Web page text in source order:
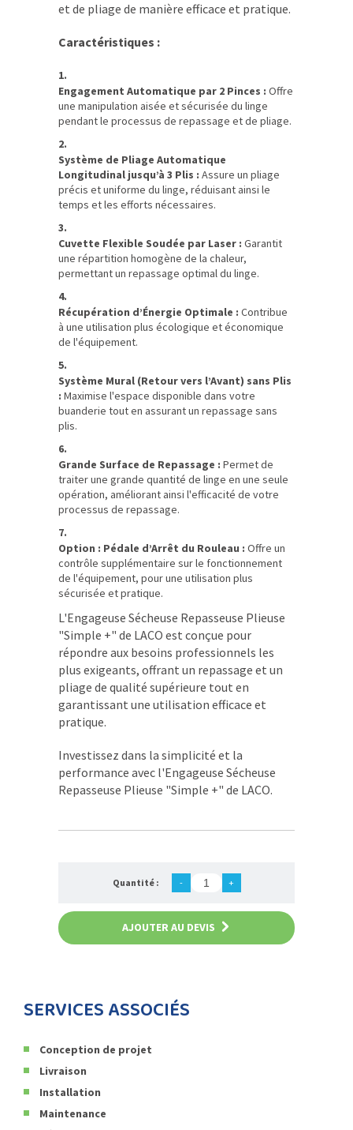
et de pliage de manière efficace et pratique.
Caractéristiques :
Engagement Automatique par 2 Pinces : Offre
une manipulation aisée et sécurisée du linge
pendant le processus de repassage et de pliage.
Système de Pliage Automatique
Longitudinal jusqu’à 3 Plis : Assure un pliage
précis et uniforme du linge, réduisant ainsi le
temps et les efforts nécessaires.
Cuvette Flexible Soudée par Laser : Garantit
une répartition homogène de la chaleur,
permettant un repassage optimal du linge.
Récupération d’Énergie Optimale : Contribue
à une utilisation plus écologique et économique
de l'équipement.
Système Mural (Retour vers l’Avant) sans Plis
: Maximise l'espace disponible dans votre
buanderie tout en assurant un repassage sans
plis.
Grande Surface de Repassage : Permet de
traiter une grande quantité de linge en une seule
opération, améliorant ainsi l'efficacité de votre
processus de repassage.
Option : Pédale d’Arrêt du Rouleau : Offre un
contrôle supplémentaire sur le fonctionnement
de l'équipement, pour une utilisation plus
sécurisée et pratique.
L'Engageuse Sécheuse Repasseuse Plieuse
"Simple +" de LACO est conçue pour
répondre aux besoins professionnels les
plus exigeants, offrant un repassage et un
pliage de qualité supérieure tout en
garantissant une utilisation efficace et
pratique.
Investissez dans la simplicité et la
performance avec l'Engageuse Sécheuse
Repasseuse Plieuse "Simple +" de LACO.
Quantité : - +
AJOUTER AU DEVIS
SERVICES ASSOCIÉS
Conception de projet
Livraison
Installation
Maintenance